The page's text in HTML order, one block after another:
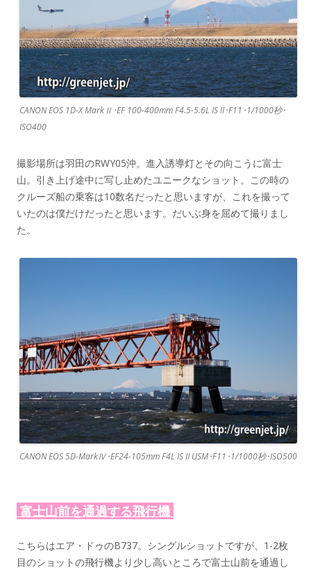
CANON EOS 1D-X MarkⅡ･EF 100-400mm F4.5-5.6L IS II･F11･1/1000秒･
ISO400
撮影場所は羽田のRWY05沖。進入誘導灯とその向こうに富士
山。引き上げ途中に写し止めたユニークなショット。この時の
クルーズ船の乗客は10数名だったと思いますが、これを撮って
いたのは僕だけだったと思います。だいぶ身を屈めて撮りまし
た。
CANON EOS 5D-MarkⅣ･EF24-105mm F4L IS II USM･F11･1/1000秒･ISO500
富士山前を通過する飛行機
こちらはエア・ドゥのB737。シングルショットですが、1-2枚
目のショットの飛行機より少し高いところで富士山前を通過し